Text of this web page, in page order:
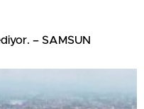
– SAMSUN